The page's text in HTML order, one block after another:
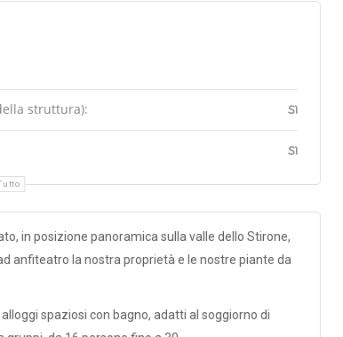
struttura): Sì
Sì
in posizione panoramica sulla valle dello Stirone,
anfiteatro la nostra proprietà e le nostre piante da
spaziosi con bagno, adatti al soggiorno di